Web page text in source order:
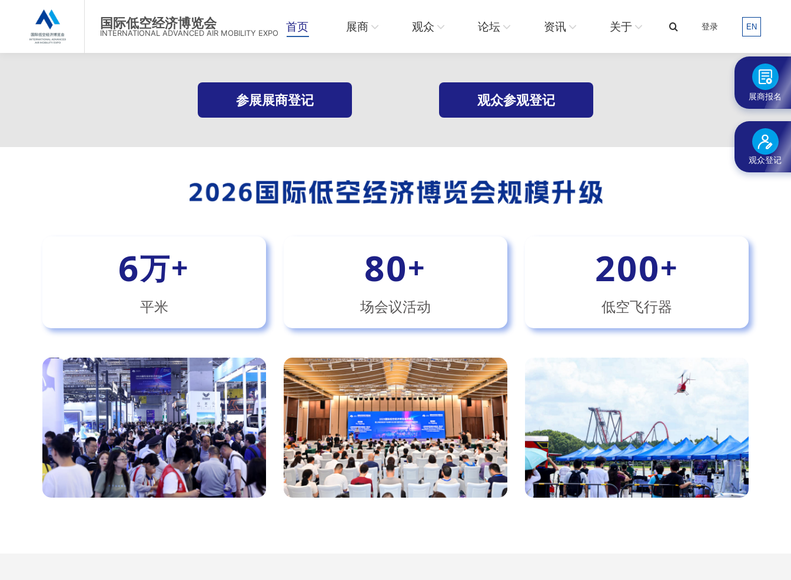
国际低空经济博览会
INTERNATIONAL ADVANCED AIR MOBILITY EXPO 首页 展商 观众 论坛 资讯 关于
搜
登录 EN
参展展商登记 观众参观登记
6万+
平米
80+
场会议活动
200+
低空飞行器
展商报名
观众登记
展商 观众 论坛 资讯 关于
搜
EN